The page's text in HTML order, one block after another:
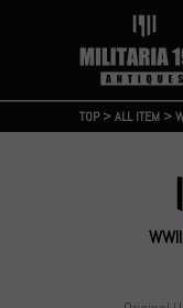
TOP>ALL ITEM >